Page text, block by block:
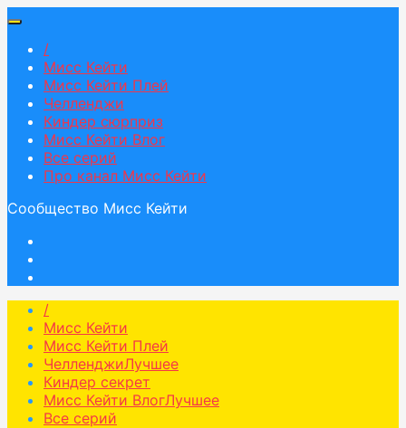
/
Мисс Кейти
Мисс Кейти Плей
Челленджи
Киндер сюрприз
Мисс Кейти Влог
Все серий
Про канал Мисс Кейти
Сообщество Мисс Кейти
/
Мисс Кейти
Мисс Кейти Плей
ЧелленджиЛучшее
Киндер секрет
Мисс Кейти ВлогЛучшее
Все серий